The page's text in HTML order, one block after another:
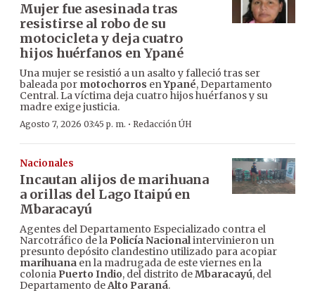
Mujer fue asesinada tras
resistirse al robo de su
motocicleta y deja cuatro
hijos huérfanos en Ypané
Una mujer se resistió a un asalto y falleció tras ser
baleada por motochorros enYpané, Departamento
Central. La víctima deja cuatro hijos huérfanos y su
madre exige justicia.
Agosto 7, 2026 03:45 p. m. · Redacción ÚH
Nacionales
Incautan alijos de marihuana
a orillas del Lago Itaipú en
Mbaracayú
Agentes del Departamento Especializado contra el
Narcotráfico de la Policía Nacionalintervinieron un
presunto depósito clandestino utilizado para acopiar
marihuana en la madrugada de este viernes en la
colonia Puerto Indio, del distrito deMbaracayú, del
Departamento deAlto Paraná.